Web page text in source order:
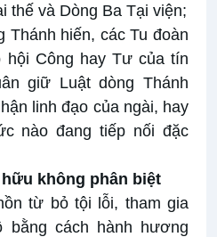
thế và Dòng Ba Tại viện;
Thánh hiến, các Tu đoàn
hội Công hay Tư của tín
giữ Luật dòng Thánh
linh đạo của ngài, hay
nào đang tiếp nối đặc
không phân biệt
từ bỏ tội lỗi, tham gia
bằng cách hành hương